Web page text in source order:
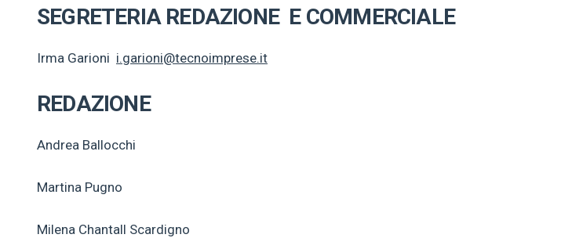
SEGRETERIA REDAZIONE E COMMERCIALE
Irma Garioni i.garioni@tecnoimprese.it
REDAZIONE
Andrea Ballocchi
Martina Pugno
Milena Chantall Scardigno